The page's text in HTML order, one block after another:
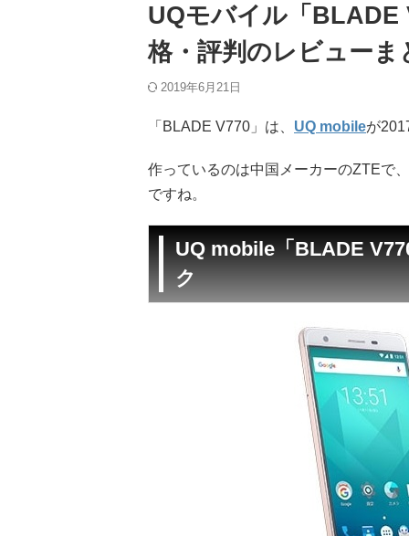
UQモバイル「BLADE
格・評判のレビューま
2019年6月21日
「BLADE V770」は、 UQ mobileが
作っているのは中国メーカーのZTEで
ですね。
UQ mobile「BLADE
ク